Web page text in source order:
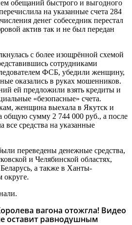
обещаний быстрого и выгодного
на указанные счета 284
денег собеседник перестал
актив так и не был передан
с более изощрённой схемой
сотрудниками
ФСБ, убедили женщину,
оказались в руках мошенников.
ей предложили взять кредиты и
«безопасные» счета.
женщина выехала в Якутск и
общую сумму 2 744 000 руб., а после
все средства на указанные
переведены денежные средства,
и Челябинской областях,
а также в Ханты-
округе.
вагона отожгла! Видео
оставит равнодушным